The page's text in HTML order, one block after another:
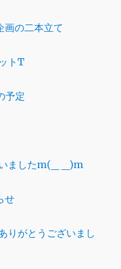
画の二本立て
トT
予定
いましたm(_ _)m
せ
りがとうございまし